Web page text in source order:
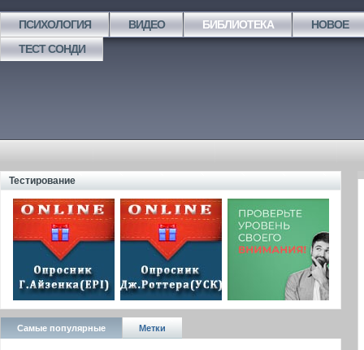
ПСИХОЛОГИЯ ВИДЕО БИБЛИОТЕКА
НОВОЕ
ТЕСТ СОНДИ
Тестирование
Самые популярные Метки